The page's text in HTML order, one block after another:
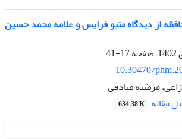
از دیدگاه متیو فرایس و علامه محمد حسین
17-41
10.30470/
مرضیه صادقی
مقاله 634.38 K